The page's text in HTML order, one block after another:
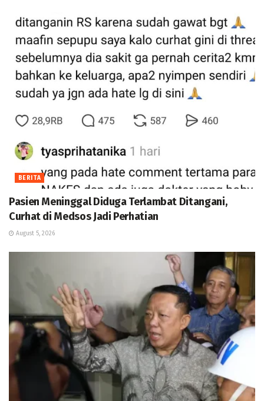
BERITA
Pasien Meninggal Diduga Terlambat Ditangani,
Curhat di Medsos Jadi Perhatian
August 5, 2026